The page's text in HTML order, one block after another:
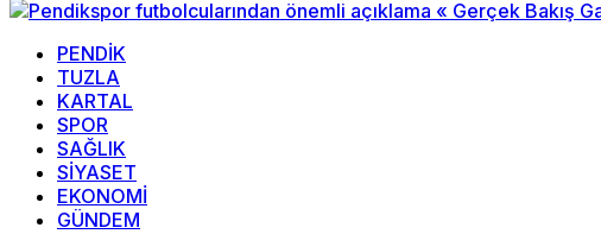
PENDİK
TUZLA
KARTAL
SPOR
SAĞLIK
SİYASET
EKONOMİ
GÜNDEM